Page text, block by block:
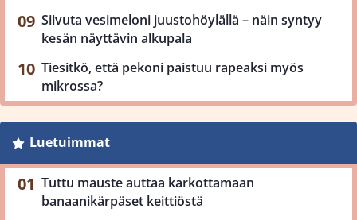
Siivuta vesimeloni juustohöylällä – näin syntyy
kesän näyttävin alkupala
Tiesitkö, että pekoni paistuu rapeaksi myös
mikrossa?
Luetuimmat
Tuttu mauste auttaa karkottamaan
banaanikärpäset keittiöstä